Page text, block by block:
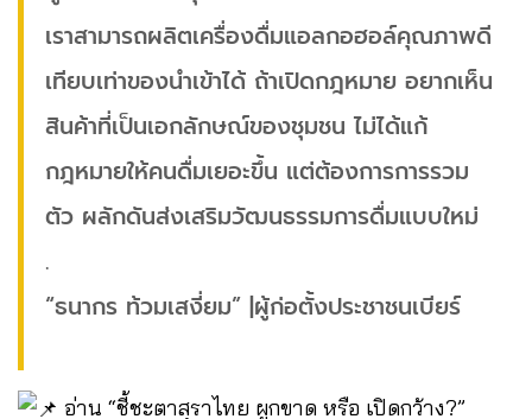
เราสามารถผลิตเครื่องดื่มแอลกอฮอล์คุณภาพดี
เทียบเท่าของนำเข้าได้ ถ้าเปิดกฎหมาย อยากเห็น
สินค้าที่เป็นเอกลักษณ์ของชุมชน ไม่ได้แก้
กฎหมายให้คนดื่มเยอะขึ้น แต่ต้องการการรวม
ตัว ผลักดันส่งเสริมวัฒนธรรมการดื่มแบบใหม่
.
“ธนากร ท้วมเสงี่ยม” |ผู้ก่อตั้งประชาชนเบียร์
อ่าน “ชี้ชะตาสุราไทย ผูกขาด หรือ เปิดกว้าง?”